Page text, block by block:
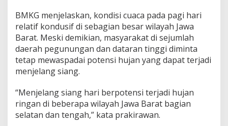
a
y
a
h
d
w
a
B
a
BMKG menjelaskan, kondisi cuaca pada pagi hari
relatif kondusif di sebagian besar wilayah Jawa
Barat. Meski demikian, masyarakat di sejumlah
daerah pegunungan dan dataran tinggi diminta
tetap mewaspadai potensi hujan yang dapat terjadi
menjelang siang.
“Menjelang siang hari berpotensi terjadi hujan
ringan di beberapa wilayah Jawa Barat bagian
selatan dan tengah,” kata prakirawan.